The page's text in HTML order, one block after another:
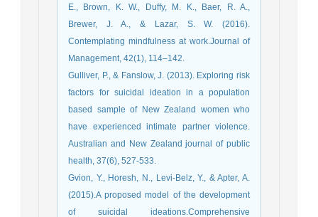
E., Brown, K. W., Duffy, M. K., Baer, R. A.,
Brewer, J. A., & Lazar, S. W. (2016).
Contemplating mindfulness at work.Journal of
Management, 42(1), 114–142.
Gulliver, P., & Fanslow, J. (2013). Exploring risk
factors for suicidal ideation in a population
based sample of New Zealand women who
have experienced intimate partner violence.
Australian and New Zealand journal of public
health, 37(6), 527-533.
Gvion, Y., Horesh, N., Levi-Belz, Y., & Apter, A.
(2015).A proposed model of the development
of suicidal ideations.Comprehensive